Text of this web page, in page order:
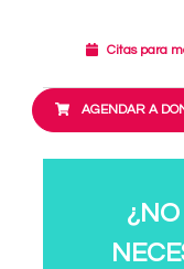
Citas para
AGENDAR A